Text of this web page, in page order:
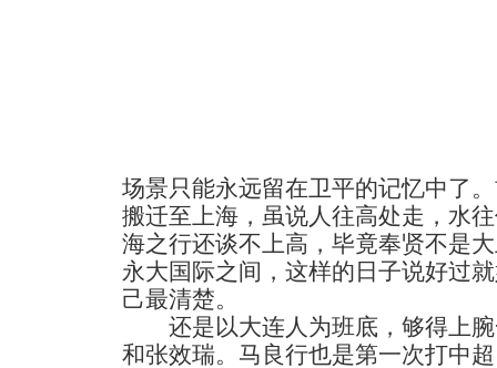
场景只能永远留在卫平的记忆中了
搬迁至上海，虽说人往高处走，水
海之行还谈不上高，毕竟奉贤不是
永大国际之间，这样的日子说好过
己最清楚。
还是以大连人为班底，够得上腕
和张效瑞。马良行也是第一次打中